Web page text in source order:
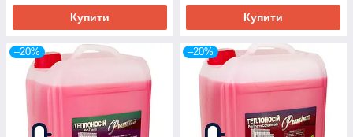
Купити Купити
–20% –20%